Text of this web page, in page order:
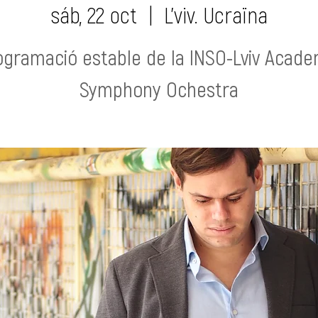
sáb, 22 oct
  |
L'viv. Ucraïna
estable de la INSO-Lviv
Symphony Ochestra